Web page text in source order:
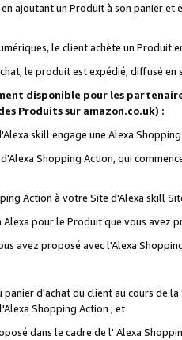
ajoutant un Produit à son panier et
le client achète un Produit
le produit est expédié, diffusé
disponible pour les
Produits sur amazon.co.uk) :
skill engage une Alexa
Shopping Action, qui
Action à votre Site d'Alexa skill
pour le Produit que vous avez
avez proposé avec l'Alexa
d'achat du client au cours de
Shopping Action ; et
dans le cadre de l' Alexa